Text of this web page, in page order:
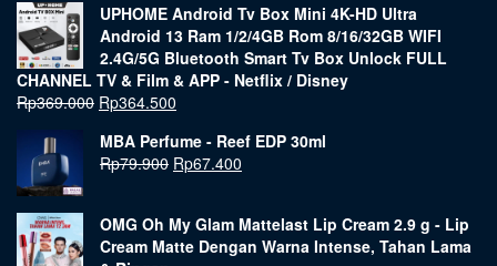
UPHOME Android Tv Box Mini 4K-HD Ultra
Android 13 Ram 1/2/4GB Rom 8/16/32GB WIFI
2.4G/5G Bluetooth Smart Tv Box Unlock FULL
CHANNEL TV & Film & APP - Netflix / Disney
Rp369.000 Rp364.500
MBA Perfume - Reef EDP 30ml
Rp79.900 Rp67.400
OMG Oh My Glam Mattelast Lip Cream 2.9 g - Lip
Cream Matte Dengan Warna Intense, Tahan Lama